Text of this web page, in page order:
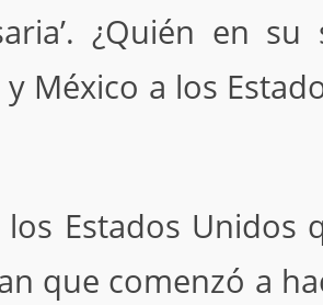
¿Quién en su
México a los
Estados Unidos
que comenzó a